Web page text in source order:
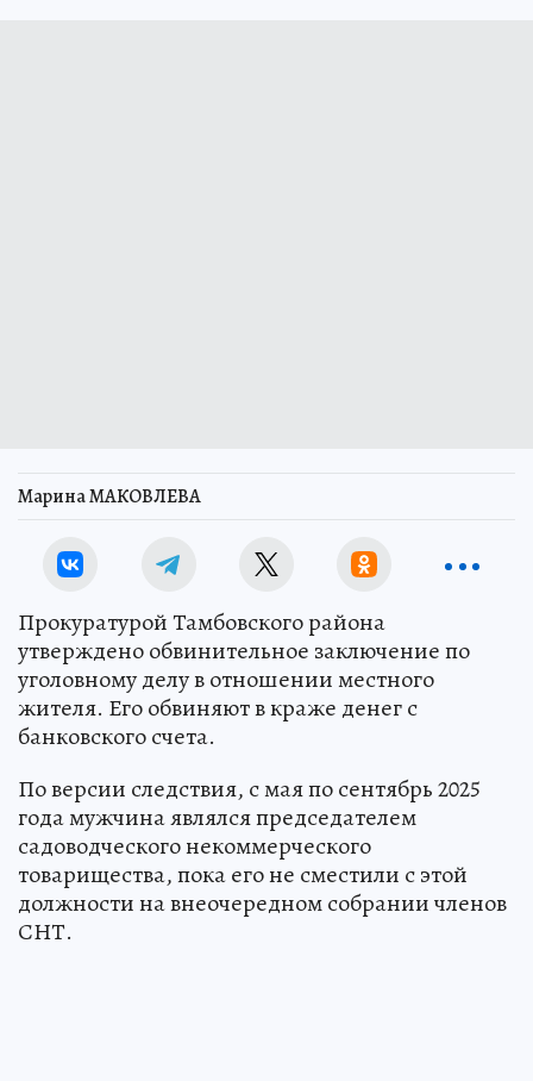
Марина МАКОВЛЕВА
Прокуратурой Тамбовского района
утверждено обвинительное заключение по
уголовному делу в отношении местного
жителя. Его обвиняют в краже денег с
банковского счета.
По версии следствия, с мая по сентябрь 2025
года мужчина являлся председателем
садоводческого некоммерческого
товарищества, пока его не сместили с этой
должности на внеочередном собрании членов
СНТ.